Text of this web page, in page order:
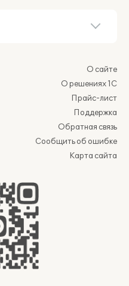
О сайте
О решениях 1С
Прайс-лист
Поддержка
Обратная связь
Сообщить об ошибке
Карта сайта